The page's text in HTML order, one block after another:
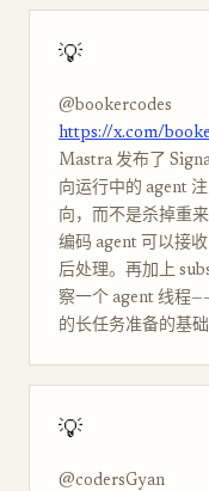
💡
@bookercodes
https://x.com/
Mastra 发布了
向运行中的 agent
向，而不是杀掉重
编码 agent 可以接
后处理。再加上
察一个 agent 线程
的长任务准备的基础
💡
@codersGyan